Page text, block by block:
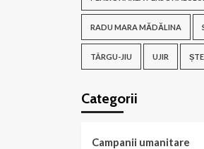
RADU MARA MĂDĂLINA
TÂRGU-JIU UJIR
Categorii
Campanii umanitare